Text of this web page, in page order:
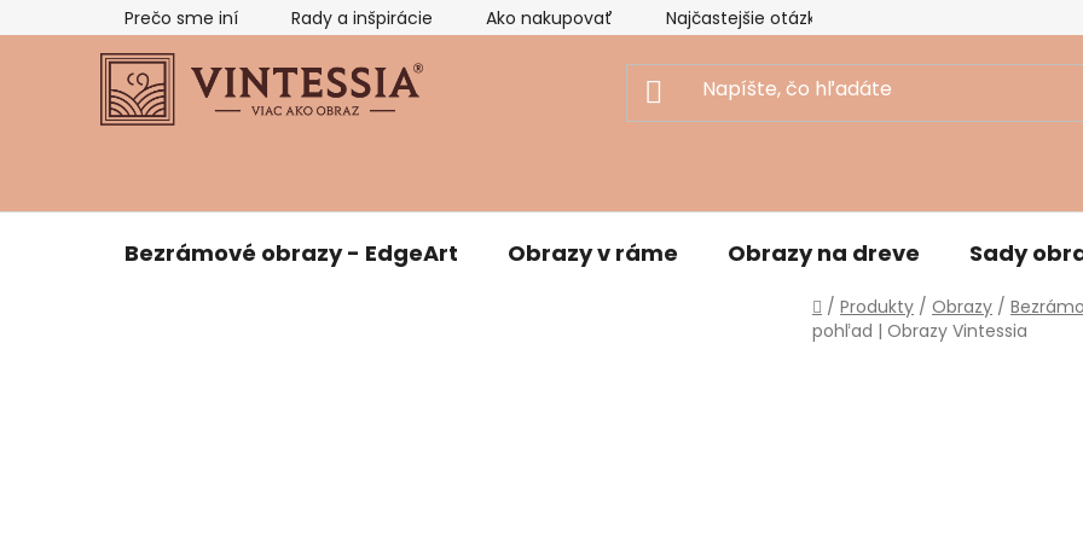
na
Prečo sme iní Rady a inšpirácie Ako nakupovať Najčastejšie otázky
Bezrámové obrazy - EdgeArt Obrazy v ráme Obrazy na dreve Sady
Domov
/ Produkty / Obrazy /
pohľad | Obrazy Vintessia